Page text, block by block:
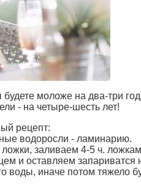
моложе на два-три
- на четыре-шесть лет!
рецепт:
водоросли - ламинарию.
заливаем 4-5 ч.
и оставляем запариватся
воды, иначе потом тяжело